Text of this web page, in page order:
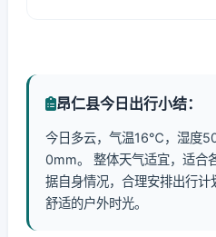
昂仁县今日出行小结：
今日多云，气温16℃，湿度
0mm。 整体天气适宜，适合
据自身情况，合理安排出行
舒适的户外时光。